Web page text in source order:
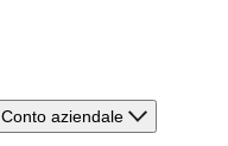
Conto aziendale